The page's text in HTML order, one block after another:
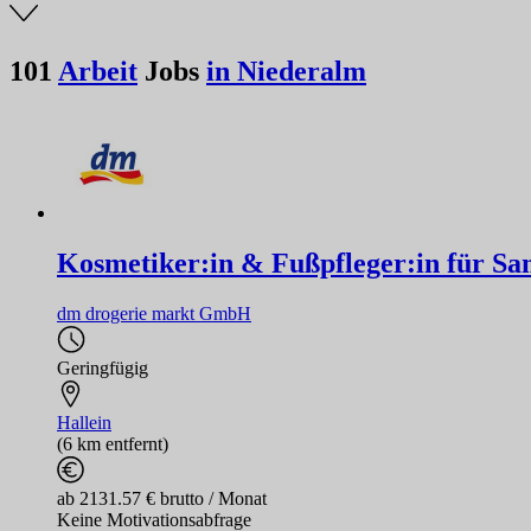
101 Arbeit Jobs in Niederalm
Kosmetiker:in & Fußpfleger:in für
dm drogerie markt GmbH
Geringfügig
Hallein
(6 km entfernt)
ab 2131.57 € brutto / Monat
Keine Motivationsabfrage